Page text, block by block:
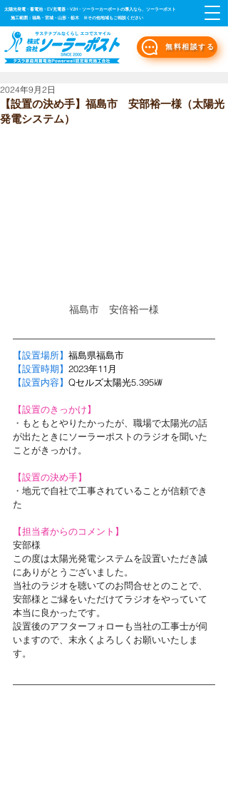
無料相談する
太陽光発電・蓄電池・EV充電器・V2H・ソーラーカーポートの導入なら、ソーラーポスト
施工範囲：福島・宮城・山形・栃木 ※その他地域もご相談ください
【設置の決め手】福島市 安部裕一様（太陽光
発電システム）
2024年9月2日
福島市　安倍裕一様
【設置場所】 福島県福島市
【設置時期】 2023年11月
【設置内容】 Qセルズ太陽光5.395㎾
【設置のきっかけ】
・ もともとやりたかったが、職場で太陽光の話
が出たときにソーラーポストのラジオを聞いた
ことがきっかけ。
【設置の決め手】
・ 地元で自社で工事されていることが信頼でき
た
【担当者からのコメント】
安部様
この度は太陽光発電システムを設置いただき誠
にありがとうございました。
当社のラジオを聴いてのお問合せとのことで、
安部様とご縁をいただけてラジオをやっていて
本当に良かったです。
設置後のアフターフォローも当社の工事士が伺
いますので、末永くよろしくお願いいたしま
す。